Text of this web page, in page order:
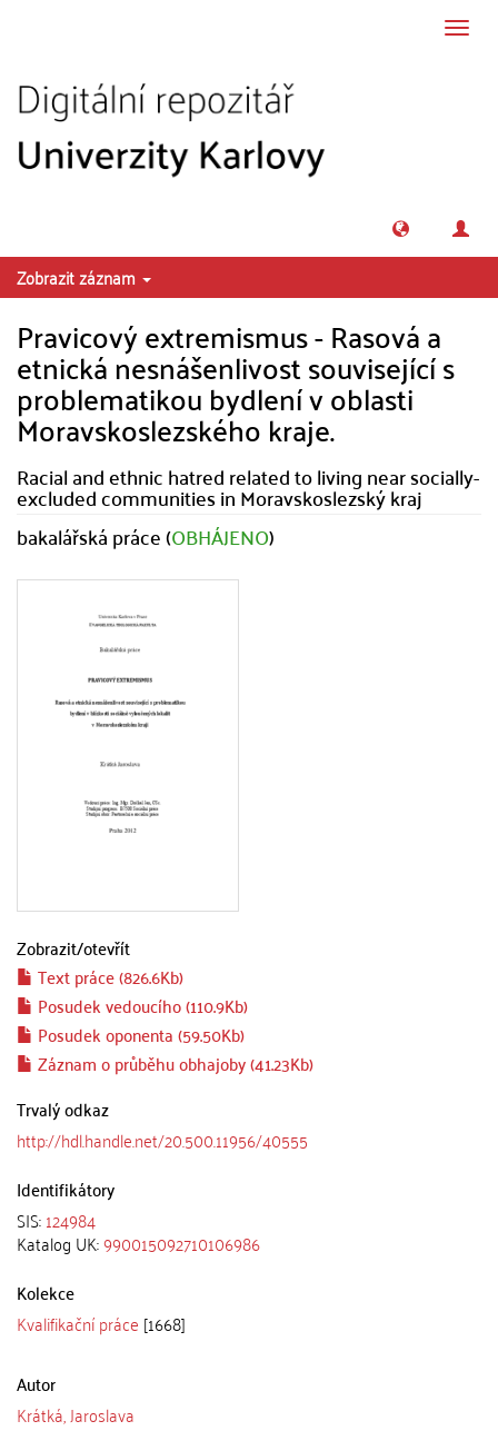
Zobrazit záznam
Pravicový extremismus - Rasová a
etnická nesnášenlivost související s
problematikou bydlení v oblasti
Moravskoslezského kraje.
Racial and ethnic hatred related to living near socially-
excluded communities in Moravskoslezský kraj
bakalářská práce (OBHÁJENO)
Zobrazit/otevřít
Text práce (826.6Kb)
Posudek vedoucího (110.9Kb)
Posudek oponenta (59.50Kb)
Záznam o průběhu obhajoby (41.23Kb)
Trvalý odkaz
http://hdl.handle.net/20.500.11956/40555
Identifikátory
SIS:124984
Katalog UK:990015092710106986
Kolekce
Kvalifikační práce [1668]
Autor
Krátká, Jaroslava